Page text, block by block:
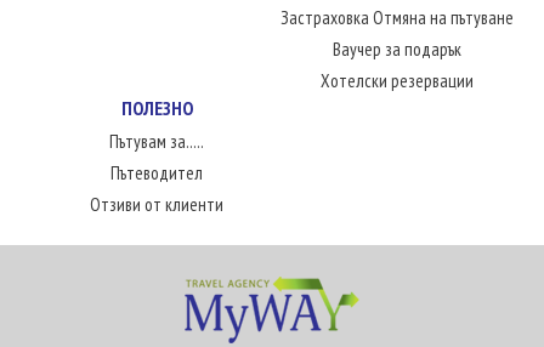
Застраховка Отмяна на пътуване
Ваучер за подарък
Хотелски резервации
ПОЛЕЗНО
Пътувам за.....
Пътеводител
Отзиви от клиенти